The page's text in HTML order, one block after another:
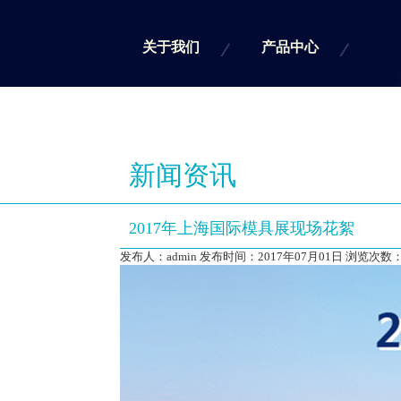
关于我们 产品中心
新闻资讯
2017年上海国际模具展现场花絮
发布人：admin 发布时间：2017年07月01日 浏览次数